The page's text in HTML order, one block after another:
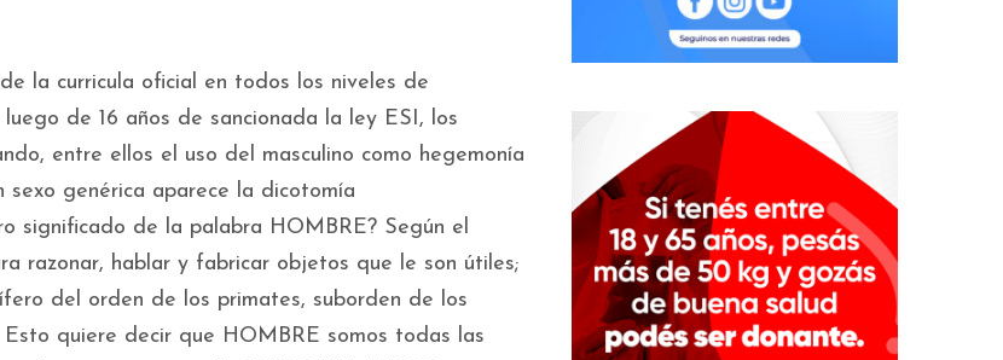
la curricula oficial en todos los niveles de
de 16 años de sancionada la ley ESI, los
entre ellos el uso del masculino como hegemonía
sexo genérica aparece la dicotomía
significado de la palabra HOMBRE? Según el
razonar, hablar y fabricar objetos que le son útiles;
del orden de los primates, suborden de los
Esto quiere decir que HOMBRE somos todas las